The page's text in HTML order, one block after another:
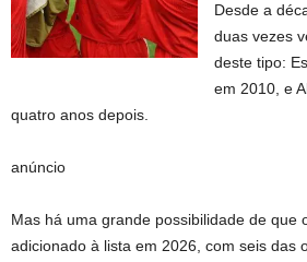
Desde a
duas vezes
deste tipo:
em 2010, e
quatro anos depois.
anúncio
Mas há uma grande possibilidade de que
adicionado à lista em 2026, com seis das